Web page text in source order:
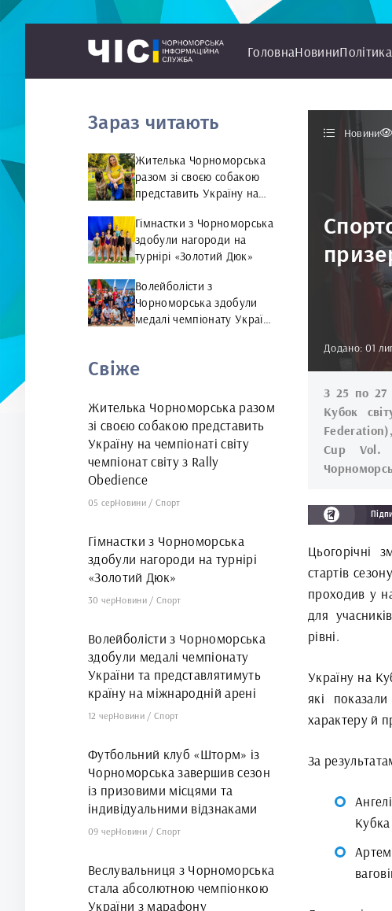
ГоловнаНовиниПолітика
Новини
Додано: 01
З 25 по 27
Кубок
Cup Vol.
Цьогорічні
стартів
проходив у
для
рівні.
Україну на
які
характеру й
За
Кубка
Зараз читають
Жителька Чорноморська
разом зі своєю собакою
представить Україну на
світу з Rally Obedience
Гімнастки з Чорноморська
здобули нагороди на
турнірі «Золотий Дюк»
Волейболісти з
Чорноморська здобули
медалі чемпіонату України
арені
Свіже
Жителька Чорноморська разом
зі своєю собакою представить
Україну на чемпіонаті світу
чемпіонат світу з Rally
Obedience
05 серНовини /Спорт
Гімнастки з Чорноморська
здобули нагороди на турнірі
«Золотий Дюк»
30 черНовини /Спорт
Волейболісти з Чорноморська
здобули медалі чемпіонату
України та представлятимуть
країну на міжнародній арені
12 черНовини /Спорт
Футбольний клуб «Шторм» із
Чорноморська завершив сезон
із призовими місцями та
індивідуальними відзнаками
09 черНовини /Спорт
Веслувальниця з Чорноморська
стала абсолютною чемпіонкою
України з марафону